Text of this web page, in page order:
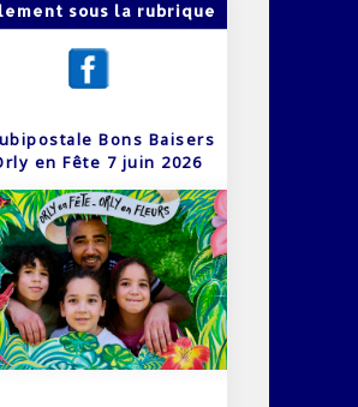
sous la rubrique
Bons Baisers
en Fête 7 juin 2026